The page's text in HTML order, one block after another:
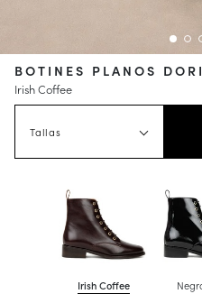
BOTINES PLANOS
Irish Coffee
Tallas
Irish Coffee